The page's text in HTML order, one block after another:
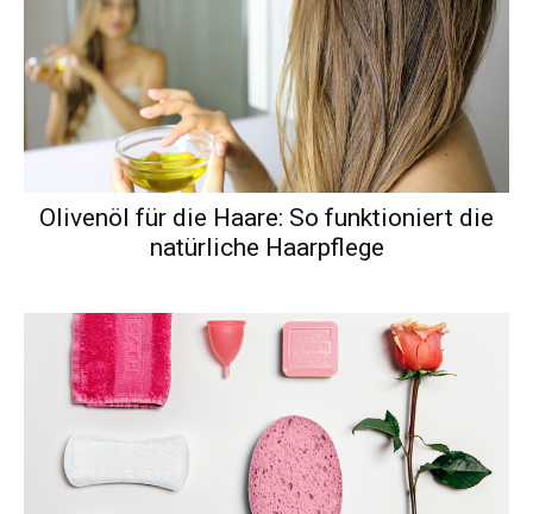
Olivenöl für die Haare: So funktioniert die
natürliche Haarpflege